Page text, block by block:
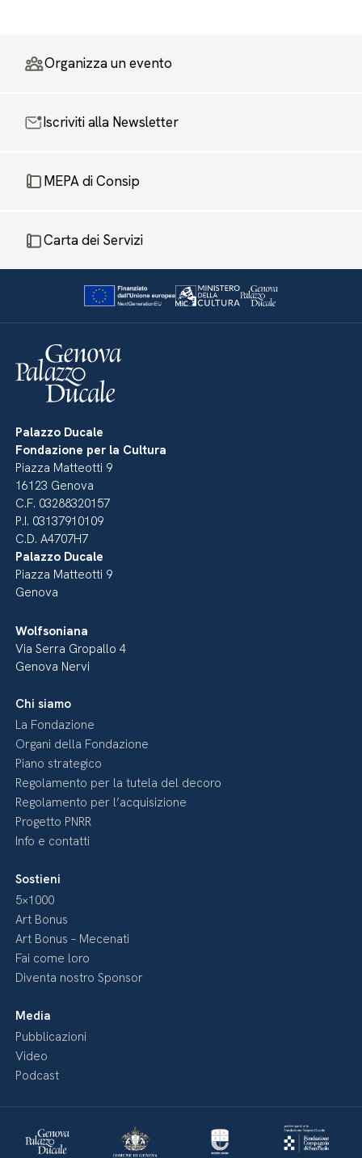
Organizza un evento
Iscriviti alla Newsletter
MEPA di Consip
Carta dei Servizi
Palazzo Ducale
Fondazione per la Cultura
Piazza Matteotti 9
16123 Genova
C.F. 03288320157
P.I. 03137910109
C.D. A4707H7
Palazzo Ducale
Piazza Matteotti 9
Genova
Wolfsoniana
Via Serra Gropallo 4
Genova Nervi
Chi siamo
La Fondazione
Organi della Fondazione
Piano strategico
Regolamento per la tutela del decoro
Regolamento per l’acquisizione
Progetto PNRR
Info e contatti
Sostieni
5×1000
Art Bonus
Art Bonus – Mecenati
Fai come loro
Diventa nostro Sponsor
Media
Pubblicazioni
Video
Podcast